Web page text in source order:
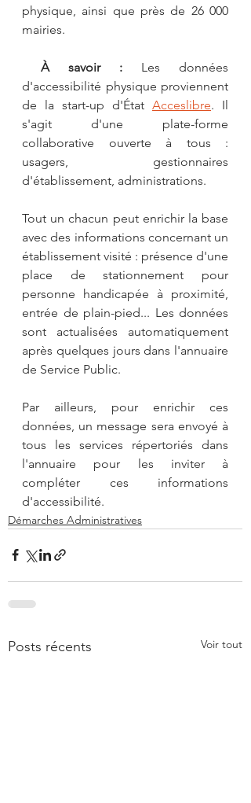
physique, ainsi que près de 26 000
mairies.
À savoir : Les données
d'accessibilité physique proviennent
de la start-up d'État Acceslibre. Il
s'agit d'une plate-forme
collaborative ouverte à tous :
usagers, gestionnaires
d'établissement, administrations.
Tout un chacun peut enrichir la base
avec des informations concernant un
établissement visité : présence d'une
place de stationnement pour
personne handicapée à proximité,
entrée de plain-pied... Les données
sont actualisées automatiquement
après quelques jours dans l'annuaire
de Service Public.
Par ailleurs, pour enrichir ces
données, un message sera envoyé à
tous les services répertoriés dans
l'annuaire pour les inviter à
compléter ces informations
d'accessibilité.
Démarches Administratives
Posts récents Voir tout